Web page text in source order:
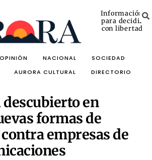
Información
para decidir
con libertad
OPINIÓN NACIONAL
SOCIEDAD
AURORA CULTURAL DIRECTORIO
descubierto en
formas de
empresas de